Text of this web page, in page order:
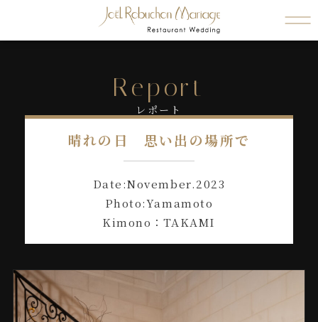
Report
レポート
晴れの日 思い出の場所で
Date:November.2023
Photo:Yamamoto
Kimono：TAKAMI